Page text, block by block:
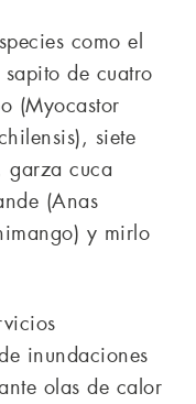
como el
de cuatro
(Myocastor
siete
garza cuca
(Anas
y mirlo
inundaciones
olas de calor